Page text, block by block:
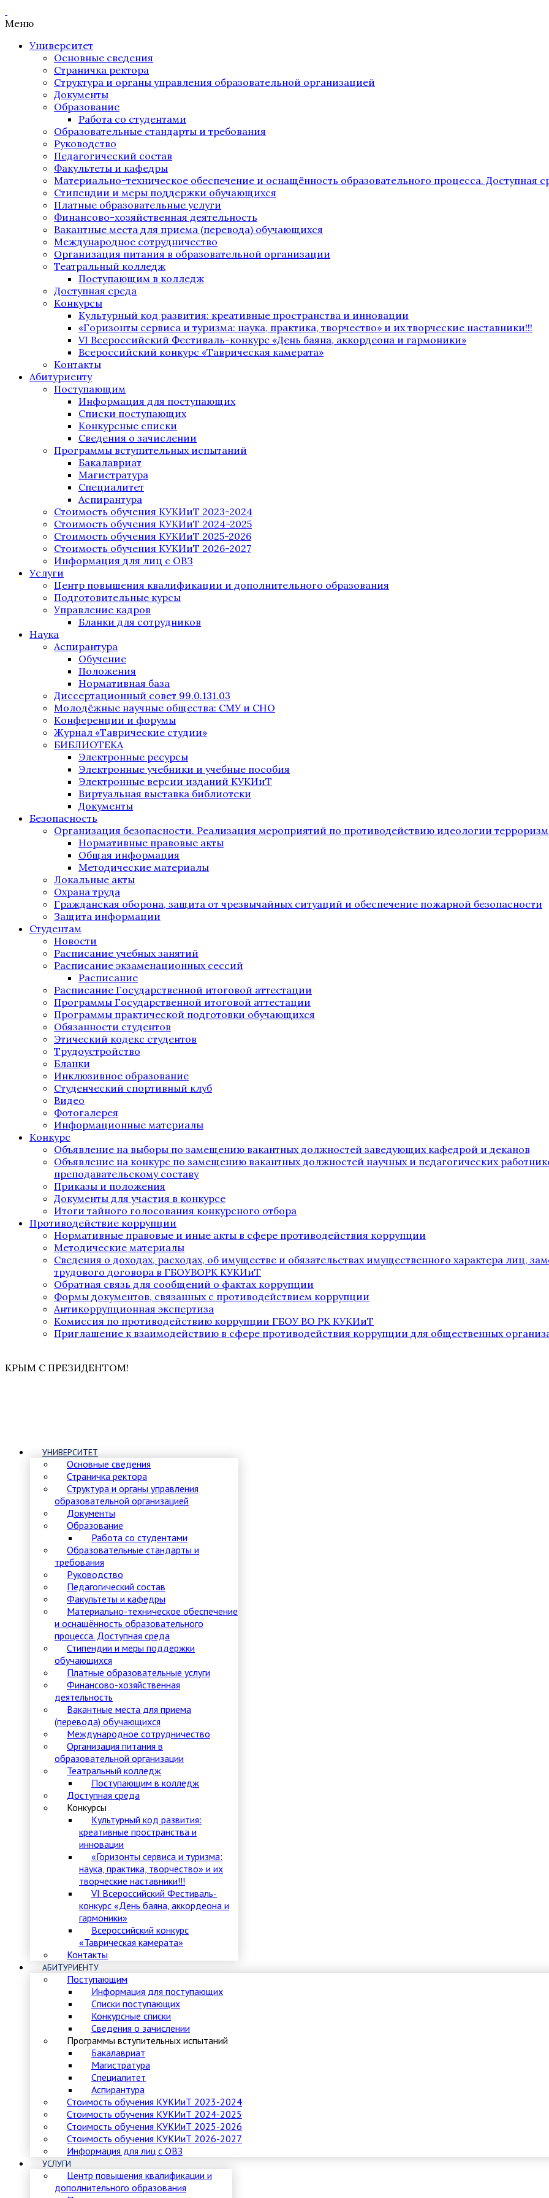
Меню
Университет
Основные сведения
Страничка ректора
Структура и органы управления образовательной организацией
Документы
Образование
Работа со студентами
Образовательные стандарты и требования
Руководство
Педагогический состав
Факультеты и кафедры
Материально-техническое обеспечение и оснащённость образовательного процесса. Доступная
Стипендии и меры поддержки обучающихся
Платные образовательные услуги
Финансово-хозяйственная деятельность
Вакантные места для приема (перевода) обучающихся
Международное сотрудничество
Организация питания в образовательной организации
Театральный колледж
Поступающим в колледж
Доступная среда
Конкурсы
Культурный код развития: креативные пространства и инновации
«Горизонты сервиса и туризма: наука, практика, творчество» и их творческие наставники!!!
VI Всероссийский Фестиваль-конкурс «День баяна, аккордеона и гармоники»
Всероссийский конкурс «Таврическая камерата»
Контакты
Абитуриенту
Поступающим
Информация для поступающих
Списки поступающих
Конкурсные списки
Сведения о зачислении
Программы вступительных испытаний
Бакалавриат
Магистратура
Специалитет
Аспирантура
Стоимость обучения КУКИиТ 2023-2024
Стоимость обучения КУКИиТ 2024-2025
Стоимость обучения КУКИиТ 2025-2026
Стоимость обучения КУКИиТ 2026-2027
Информация для лиц с ОВЗ
Услуги
Центр повышения квалификации и дополнительного образования
Подготовительные курсы
Управление кадров
Бланки для сотрудников
Наука
Аспирантура
Обучение
Положения
Нормативная база
Диссертационный совет 99.0.131.03
Молодёжные научные общества: СМУ и СНО
Конференции и форумы
Журнал «Таврические студии»
БИБЛИОТЕКА
Электронные ресурсы
Электронные учебники и учебные пособия
Электронные версии изданий КУКИиТ
Виртуальная выставка библиотеки
Документы
Безопасность
Организация безопасности. Реализация мероприятий по противодействию идеологии
Нормативные правовые акты
Общая информация
Методические материалы
Локальные акты
Охрана труда
Гражданская оборона, защита от чрезвычайных ситуаций и обеспечение пожарной безопасности
Защита информации
Студентам
Новости
Расписание учебных занятий
Расписание экзаменационных сессий
Расписание
Расписание Государственной итоговой аттестации
Программы Государственной итоговой аттестации
Программы практической подготовки обучающихся
Обязанности студентов
Этический кодекс студентов
Трудоустройство
Бланки
Инклюзивное образование
Студенческий спортивный клуб
Видео
Фотогалерея
Информационные материалы
Конкурс
Объявление на выборы по замещению вакантных должностей заведующих кафедрой и деканов
Объявление на конкурс по замещению вакантных должностей научных и педагогических
преподавательскому составу
Приказы и положения
Документы для участия в конкурсе
Итоги тайного голосования конкурсного отбора
Противодействие коррупции
Нормативные правовые и иные акты в сфере противодействия коррупции
Методические материалы
Сведения о доходах, расходах, об имуществе и обязательствах имущественного характера лиц,
трудового договора в ГБОУВОРК КУКИиТ
Обратная связь для сообщений о фактах коррупции
Формы документов, связанных с противодействием коррупции
Антикоррупционная экспертиза
Комиссия по противодействию коррупции ГБОУ ВО РК КУКИиТ
Приглашение к взаимодействию в сфере противодействия коррупции для общественных
КРЫМ С ПРЕЗИДЕНТОМ!
УНИВЕРСИТЕТ
Основные сведения
Страничка ректора
Структура и органы управления
образовательной организацией
Документы
Образование
Работа со студентами
Образовательные стандарты и
требования
Руководство
Педагогический состав
Факультеты и кафедры
Материально-техническое обеспечение
и оснащённость образовательного
процесса. Доступная среда
Стипендии и меры поддержки
обучающихся
Платные образовательные услуги
Финансово-хозяйственная
деятельность
Вакантные места для приема
(перевода) обучающихся
Международное сотрудничество
Организация питания в
образовательной организации
Театральный колледж
Поступающим в колледж
Доступная среда
Конкурсы
Культурный код развития:
креативные пространства и
инновации
«Горизонты сервиса и туризма:
наука, практика, творчество» и их
творческие наставники!!!
VI Всероссийский Фестиваль-
конкурс «День баяна, аккордеона и
гармоники»
Всероссийский конкурс
«Таврическая камерата»
Контакты
АБИТУРИЕНТУ
Поступающим
Информация для поступающих
Списки поступающих
Конкурсные списки
Сведения о зачислении
Программы вступительных испытаний
Бакалавриат
Магистратура
Специалитет
Аспирантура
Стоимость обучения КУКИиТ 2023-2024
Стоимость обучения КУКИиТ 2024-2025
Стоимость обучения КУКИиТ 2025-2026
Стоимость обучения КУКИиТ 2026-2027
Информация для лиц с ОВЗ
УСЛУГИ
Центр повышения квалификации и
дополнительного образования